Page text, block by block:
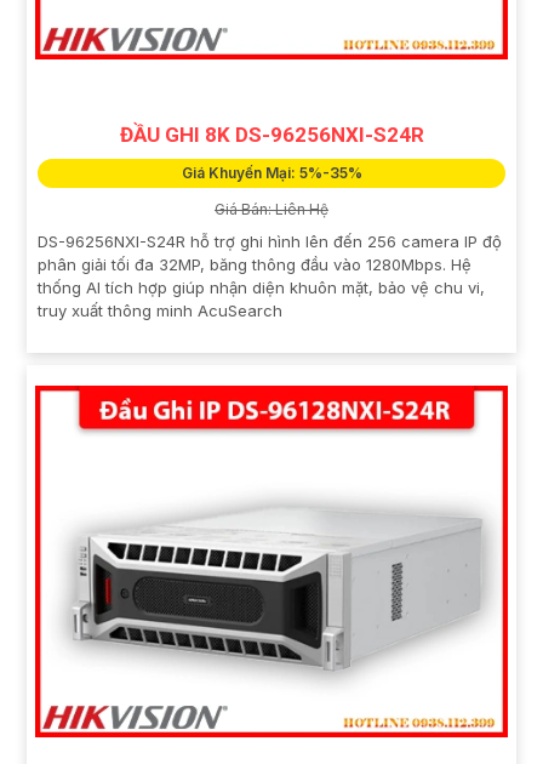
ĐẦU GHI 8K DS-96256NXI-S24R
Giá Khuyến Mại: 5%-35%
Giá Bán: Liên Hệ
DS-96256NXI-S24R hỗ trợ ghi hình lên đến 256 camera IP độ
phân giải tối đa 32MP, băng thông đầu vào 1280Mbps. Hệ
thống AI tích hợp giúp nhận diện khuôn mặt, bảo vệ chu vi,
truy xuất thông minh AcuSearch